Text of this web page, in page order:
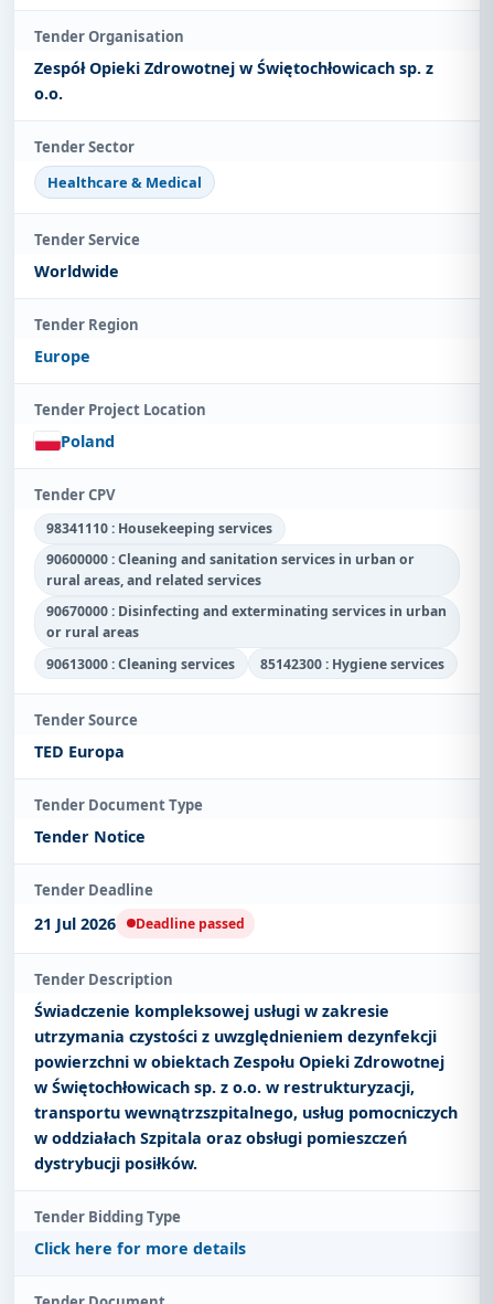
Tender Organisation
Zespół Opieki Zdrowotnej w Świętochłowicach sp. z
o.o.
Tender Sector
Healthcare & Medical
Tender Service
Worldwide
Tender Region
Europe
Tender Project Location
Poland
Tender CPV
98341110 : Housekeeping services
90600000 : Cleaning and sanitation services in urban or
rural areas, and related services
90670000 : Disinfecting and exterminating services in urban
or rural areas
90613000 : Cleaning services
85142300 : Hygiene services
Tender Source
TED Europa
Tender Document Type
Tender Notice
Tender Deadline
21 Jul 2026 Deadline passed
Tender Description
Świadczenie kompleksowej usługi w zakresie
utrzymania czystości z uwzględnieniem dezynfekcji
powierzchni w obiektach Zespołu Opieki Zdrowotnej
w Świętochłowicach sp. z o.o. w restrukturyzacji,
transportu wewnątrzszpitalnego, usług pomocniczych
w oddziałach Szpitala oraz obsługi pomieszczeń
dystrybucji posiłków.
Tender Bidding Type
Click here for more details